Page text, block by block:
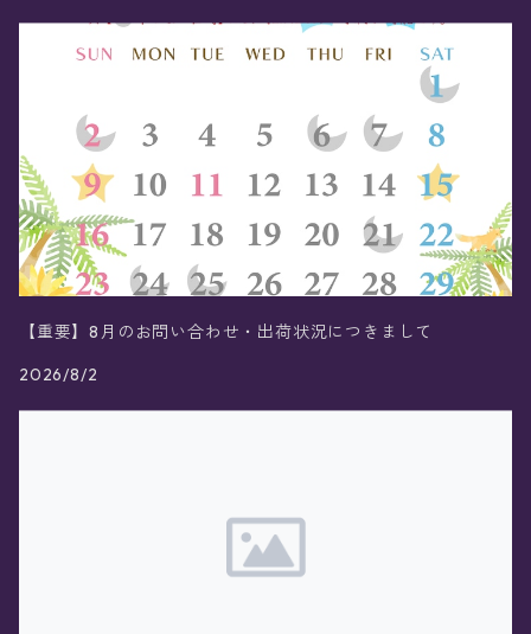
【重要】8月のお問い合わせ・出荷状況につきまして
2026/8/2